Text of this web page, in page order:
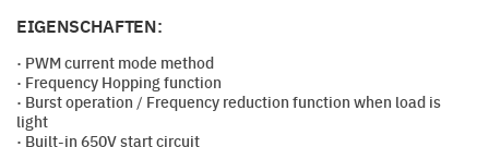
EIGENSCHAFTEN:
· PWM current mode method
· Frequency Hopping function
· Burst operation / Frequency reduction function when load is
light
· Built-in 650V start circuit